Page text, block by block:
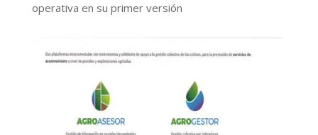
operativa en su primer versión